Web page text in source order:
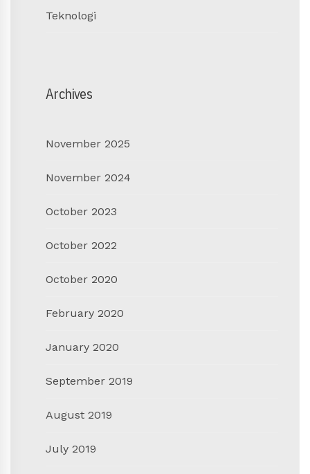
Teknologi
Archives
November 2025
November 2024
October 2023
October 2022
October 2020
February 2020
January 2020
September 2019
August 2019
July 2019